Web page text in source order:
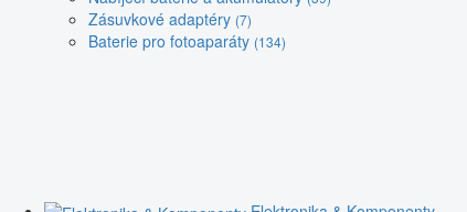
Zásuvkové adaptéry (7)
Baterie pro fotoaparáty (134)